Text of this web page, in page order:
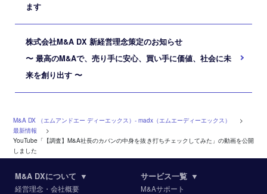
ます
株式会社M&A DX 新経営理念策定のお知らせ
〜 最高のM&Aで、売り手に安心、買い手に価値、社会に未
来を創り出す 〜
M&A DX （エムアンドエー ディーエックス）‐ madx（エムエーディーエックス）
>
最新情報 >
YouTube「【調査】M&A社長のカバンの中身を抜き打ちチェックしてみた」の動画を公開
しました
M&A DXについて ▼
経営理念・会社概要
サービス一覧 ▼
M&Aサポート